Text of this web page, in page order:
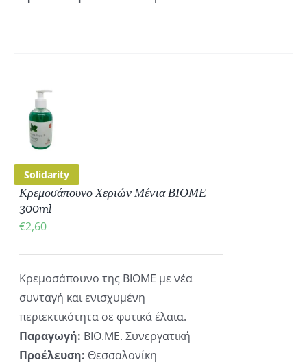
Solidarity
Κρεμοσάπουνο Χεριών Μέντα ΒΙΟΜΕ
300ml
€2,60
Κρεμοσάπουνο της ΒΙΟΜΕ με νέα
συνταγή και ενισχυμένη
περιεκτικότητα σε φυτικά έλαια.
Παραγωγή: ΒΙΟ.ΜΕ. Συνεργατική
Προέλευση: Θεσσαλονίκη